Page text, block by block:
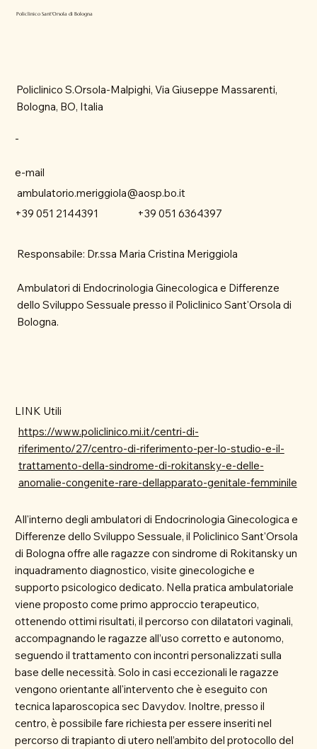
Policlinico Sant'Orsola di Bologna
Policlinico S.Orsola-Malpighi, Via Giuseppe Massarenti,
Bologna, BO, Italia
Responsabile: Dr.ssa Maria Cristina Meriggiola
Ambulatori di Endocrinologia Ginecologica e Differenze
dello Sviluppo Sessuale presso il Policlinico Sant'Orsola di
Bologna.
ambulatorio.meriggiola@aosp.bo.it
-
All'interno degli ambulatori di Endocrinologia Ginecologica e
Differenze dello Sviluppo Sessuale, il Policlinico Sant'Orsola
di Bologna offre alle ragazze con sindrome di Rokitansky un
inquadramento diagnostico, visite ginecologiche e
supporto psicologico dedicato. Nella pratica ambulatoriale
viene proposto come primo approccio terapeutico,
ottenendo ottimi risultati, il percorso con dilatatori vaginali,
accompagnando le ragazze all’uso corretto e autonomo,
seguendo il trattamento con incontri personalizzati sulla
base delle necessità. Solo in casi eccezionali le ragazze
vengono orientante all'intervento che è eseguito con
tecnica laparoscopica sec Davydov. Inoltre, presso il
centro, è possibile fare richiesta per essere inseriti nel
percorso di trapianto di utero nell’ambito del protocollo del
e-mail
+39 051 2144391 +39 051 6364397
LINK Utili
https://www.policlinico.mi.it/centri-di-
riferimento/27/centro-di-riferimento-per-lo-studio-e-il-
trattamento-della-sindrome-di-rokitansky-e-delle-
anomalie-congenite-rare-dellapparato-genitale-femminile